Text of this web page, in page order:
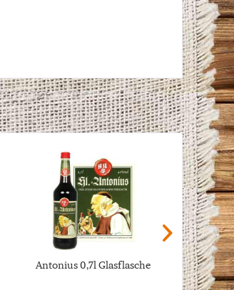
Antonius 0,7l Glasflasche Im